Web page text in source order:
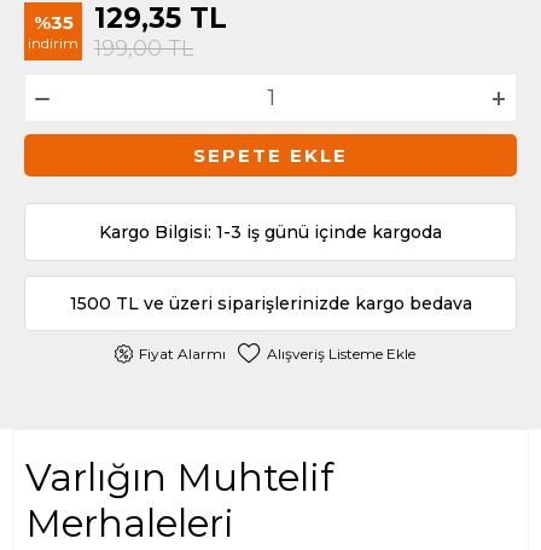
%35
indirim
129,35 TL
199,00TL
SEPETE EKLE
Kargo Bilgisi: 1-3 iş günü içinde kargoda
1500 TL ve üzeri siparişlerinizde kargo bedava
Fiyat Alarmı Alışveriş Listeme Ekle
Varlığın Muhtelif
Merhaleleri